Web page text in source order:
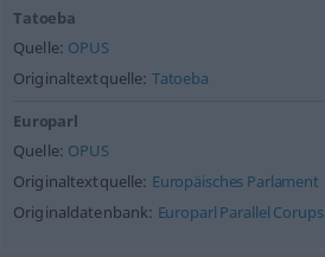
Tatoeba
Quelle: OPUS
Originaltextquelle: Tatoeba
Europarl
Quelle: OPUS
Originaltextquelle: Europäisches Parlament
Originaldatenbank: Europarl Parallel Corups